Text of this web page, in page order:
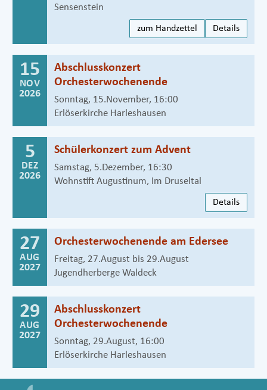
Sensenstein
zum Handzettel Details
15
NOV
2026
Abschlusskonzert
Orchesterwochenende
Sonntag, 15.November, 16:00
Erlöserkirche Harleshausen
5
DEZ
2026
Schülerkonzert zum Advent
Samstag, 5.Dezember, 16:30
Wohnstift Augustinum, Im Druseltal
Details
27
AUG
2027
Orchesterwochenende am Edersee
Freitag, 27.August bis 29.August
Jugendherberge Waldeck
29
AUG
2027
Abschlusskonzert
Orchesterwochenende
Sonntag, 29.August, 16:00
Erlöserkirche Harleshausen